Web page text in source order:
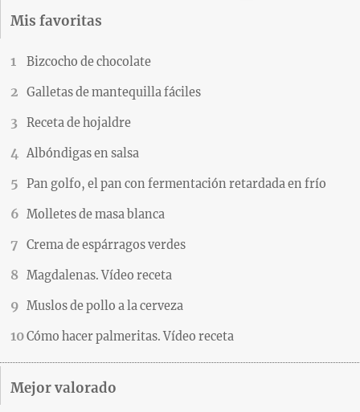
Mis favoritas
Bizcocho de chocolate
Galletas de mantequilla fáciles
Receta de hojaldre
Albóndigas en salsa
Pan golfo, el pan con fermentación retardada en frío
Molletes de masa blanca
Crema de espárragos verdes
Magdalenas. Vídeo receta
Muslos de pollo a la cerveza
Cómo hacer palmeritas. Vídeo receta
Mejor valorado